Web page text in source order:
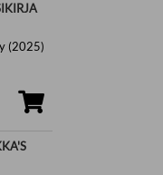
(2025)